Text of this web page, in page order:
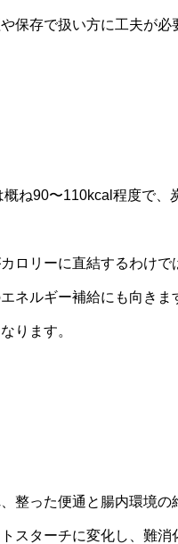
保存で扱い方に工夫が必
ね90〜110kcal程度で、
ロリーに直結するわけで
ネルギー補給にも向きま
ります。
整った便通と腸内環境の
スターチに変化し、難消